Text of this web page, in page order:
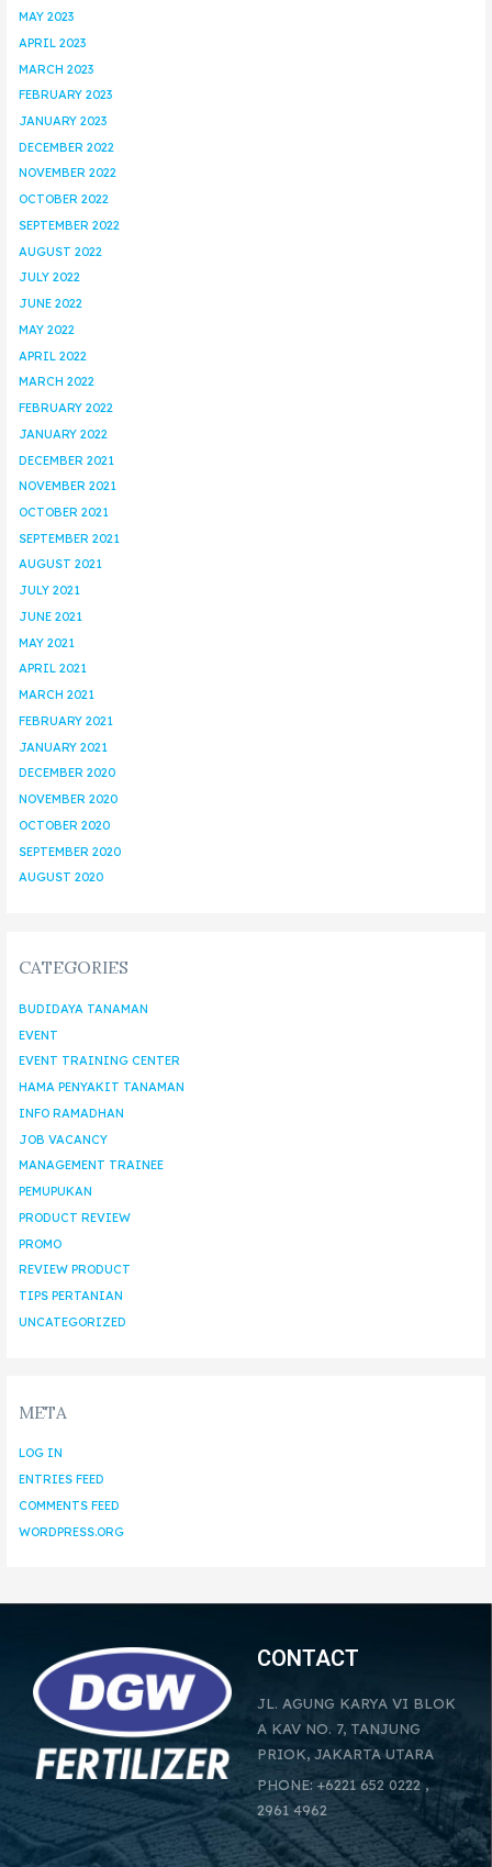
MAY 2023
APRIL 2023
MARCH 2023
FEBRUARY 2023
JANUARY 2023
DECEMBER 2022
NOVEMBER 2022
OCTOBER 2022
SEPTEMBER 2022
AUGUST 2022
JULY 2022
JUNE 2022
MAY 2022
APRIL 2022
MARCH 2022
FEBRUARY 2022
JANUARY 2022
DECEMBER 2021
NOVEMBER 2021
OCTOBER 2021
SEPTEMBER 2021
AUGUST 2021
JULY 2021
JUNE 2021
MAY 2021
APRIL 2021
MARCH 2021
FEBRUARY 2021
JANUARY 2021
DECEMBER 2020
NOVEMBER 2020
OCTOBER 2020
SEPTEMBER 2020
AUGUST 2020
CATEGORIES
BUDIDAYA TANAMAN
EVENT
EVENT TRAINING CENTER
HAMA PENYAKIT TANAMAN
INFO RAMADHAN
JOB VACANCY
MANAGEMENT TRAINEE
PEMUPUKAN
PRODUCT REVIEW
PROMO
REVIEW PRODUCT
TIPS PERTANIAN
UNCATEGORIZED
META
LOG IN
ENTRIES FEED
COMMENTS FEED
WORDPRESS.ORG
CONTACT
JL. AGUNG KARYA VI BLOK
A KAV NO. 7, TANJUNG
PRIOK, JAKARTA UTARA
PHONE: +6221 652 0222 ,
2961 4962